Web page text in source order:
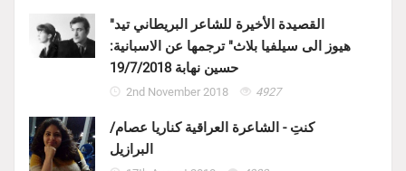
"القصيدة الأخيرة للشاعر البريطاني تيد
هيوز الى سيلفيا بلاث" ترجمها عن الاسبانية:
حسين نهابة 19/7/2018
2nd November 2018 4927
كنتِ - الشاعرة العراقية كناريا عصام/
البرازيل